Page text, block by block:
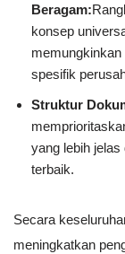
Beragam:
konsep
spesifik
Struktur
yang lebih
terbaik.
Secara
meningkatkan